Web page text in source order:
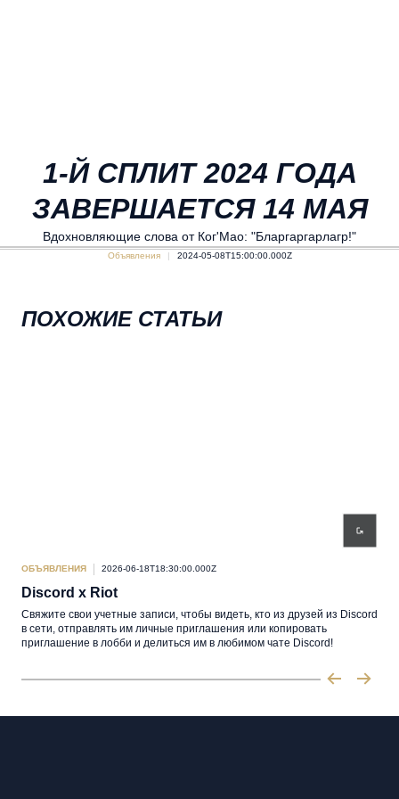
1-Й СПЛИТ 2024 ГОДА
ЗАВЕРШАЕТСЯ 14 МАЯ
Вдохновляющие слова от Ког'Мао: "Бларгаргарлагр!"
Объявления 2024-05-08T15:00:00.000Z
ПОХОЖИЕ СТАТЬИ
ОБЪЯВЛЕНИЯ 2026-06-18T18:30:00.000Z
Discord x Riot
Свяжите свои учетные записи, чтобы видеть, кто из друзей из Discord
в сети, отправлять им личные приглашения или копировать
приглашение в лобби и делиться им в любимом чате Discord!